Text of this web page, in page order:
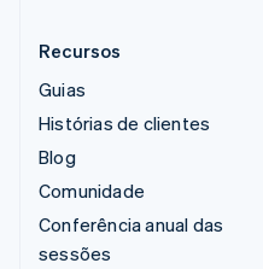
Recursos
Guias
Histórias de clientes
Blog
Comunidade
Conferência anual das
sessões